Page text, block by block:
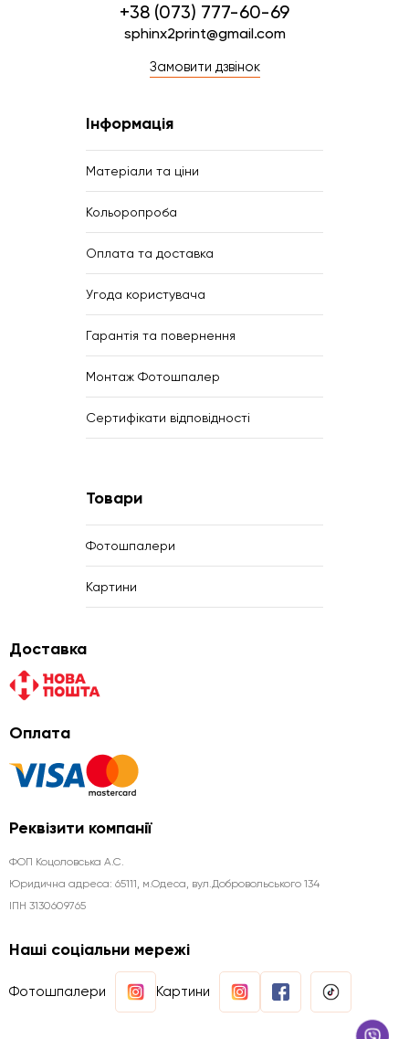
+38 (073) 777-60-69
sphinx2print@gmail.com
Замовити дзвінок
Інформація
Матеріали та ціни
Кольоропроба
Оплата та доставка
Угода користувача
Гарантія та повернення
Монтаж Фотошпалер
Сертифікати відповідності
Товари
Фотошпалери
Картини
Доставка
Оплата
Реквізити компанії
ФОП Коцоловська А.С.
Юридична aдреса: 65111, м.Одеса, вул.Добровольського 134
ІПН 3130609765
Наші соціальни мережі
Фотошпалери Картини